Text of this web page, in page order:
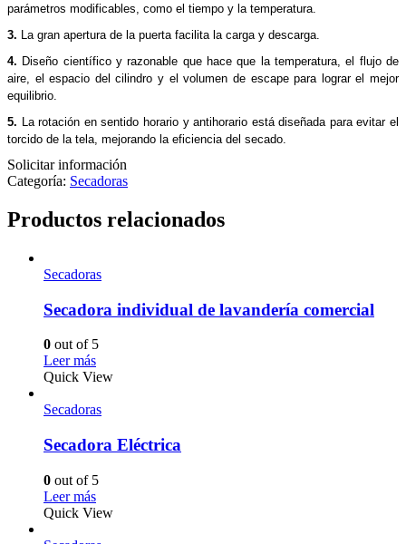
parámetros modificables, como el tiempo y la temperatura.
3. La gran apertura de la puerta facilita la carga y descarga.
4. Diseño científico y razonable que hace que la temperatura, el flujo de
aire, el espacio del cilindro y el volumen de escape para lograr el mejor
equilibrio.
5. La rotación en sentido horario y antihorario está diseñada para evitar el
torcido de la tela, mejorando la eficiencia del secado.
Solicitar información
Categoría: Secadoras
Productos relacionados
Secadoras
Secadora individual de lavandería comercial
0 out of 5
Leer más
Quick View
Secadoras
Secadora Eléctrica
0 out of 5
Leer más
Quick View